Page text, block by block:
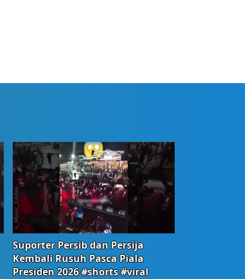
Suporter Persib dan Persija
Kembali Rusuh Pasca Piala
Presiden 2026 #shorts #viral